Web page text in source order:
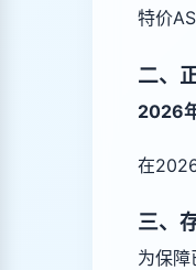
特价
二、
2026
在
三、
为保障